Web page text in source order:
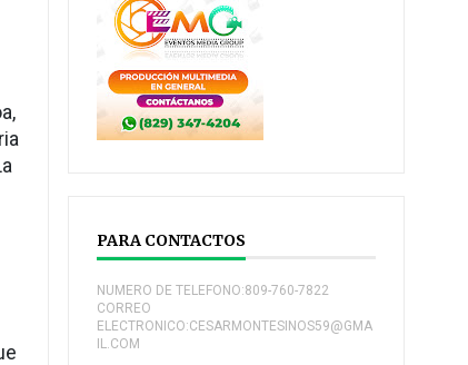
PARA CONTACTOS
NUMERO DE TELEFONO:809-760-7822
CORREO
ELECTRONICO:CESARMONTESINOS59@GMA
IL.COM